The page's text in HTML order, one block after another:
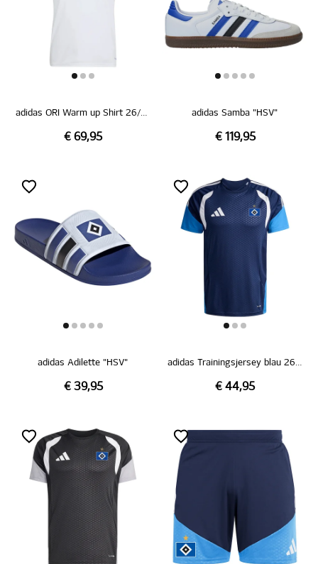
adidas ORI Warm up Shirt 26/27
€ 69,95
adidas Samba "HSV"
€ 119,95
adidas Adilette "HSV"
€ 39,95
adidas Trainingsjersey blau 26/27
€ 44,95